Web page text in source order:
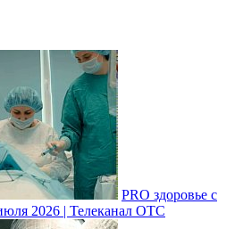
PRO здоровье с
2026 | Телеканал ОТС